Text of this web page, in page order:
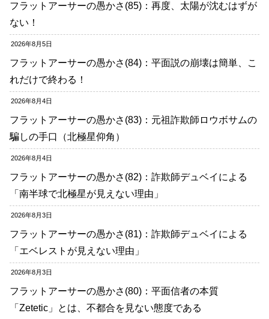
フラットアーサーの愚かさ(85)：再度、太陽が沈むはずが
ない！
2026年8月5日
フラットアーサーの愚かさ(84)：平面説の崩壊は簡単、こ
れだけで終わる！
2026年8月4日
フラットアーサーの愚かさ(83)：元祖詐欺師ロウボサムの
騙しの手口（北極星仰角）
2026年8月4日
フラットアーサーの愚かさ(82)：詐欺師デュベイによる
「南半球で北極星が見えない理由」
2026年8月3日
フラットアーサーの愚かさ(81)：詐欺師デュベイによる
「エベレストが見えない理由」
2026年8月3日
フラットアーサーの愚かさ(80)：平面信者の本質
「Zetetic」とは、不都合を見ない態度である